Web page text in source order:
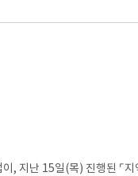
, 지난 15일(목) 진행된 ⌜